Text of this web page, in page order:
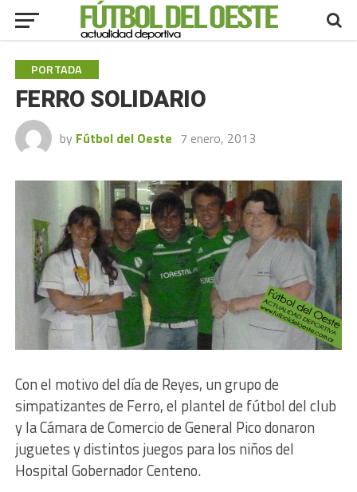
PORTADA
FERRO SOLIDARIO
by Fútbol del Oeste 7 enero, 2013
Con el motivo del día de Reyes, un grupo de
simpatizantes de Ferro, el plantel de fútbol del club
y la Cámara de Comercio de General Pico donaron
juguetes y distintos juegos para los niños del
Hospital Gobernador Centeno.